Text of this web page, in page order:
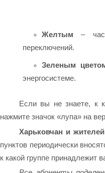
Желтым –
переключений.
Зеленым
энергосистеме.
Если вы не знаете, к
нажмите значок «лупа» на
Харьковчан и
пунктов периодически
к какой группе принадлежит